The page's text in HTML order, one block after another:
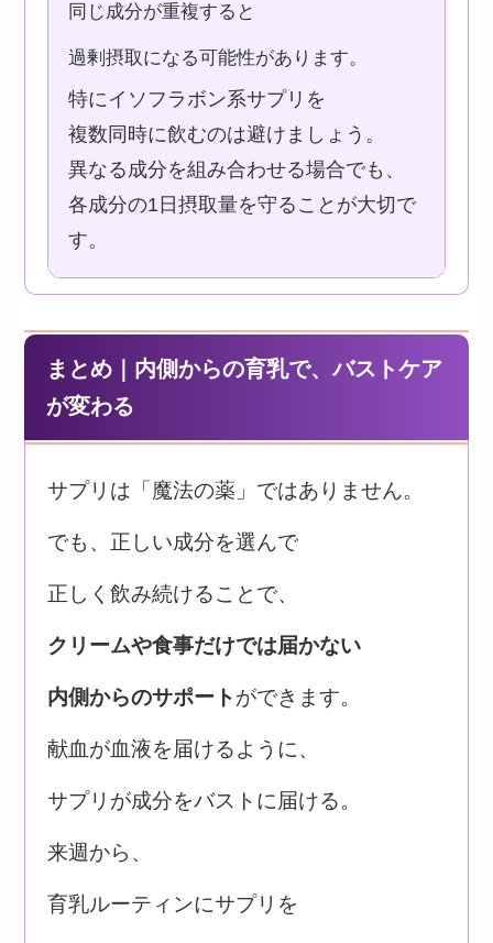
同じ成分が重複すると
過剰摂取になる可能性があります。
特にイソフラボン系サプリを
複数同時に飲むのは避けましょう。
異なる成分を組み合わせる場合でも、
各成分の1日摂取量を守ることが大切で
す。
まとめ｜内側からの育乳で、バストケア
が変わる
サプリは「魔法の薬」ではありません。
でも、正しい成分を選んで
正しく飲み続けることで、
クリームや食事だけでは届かない
内側からのサポートができます。
献血が血液を届けるように、
サプリが成分をバストに届ける。
来週から、
育乳ルーティンにサプリを